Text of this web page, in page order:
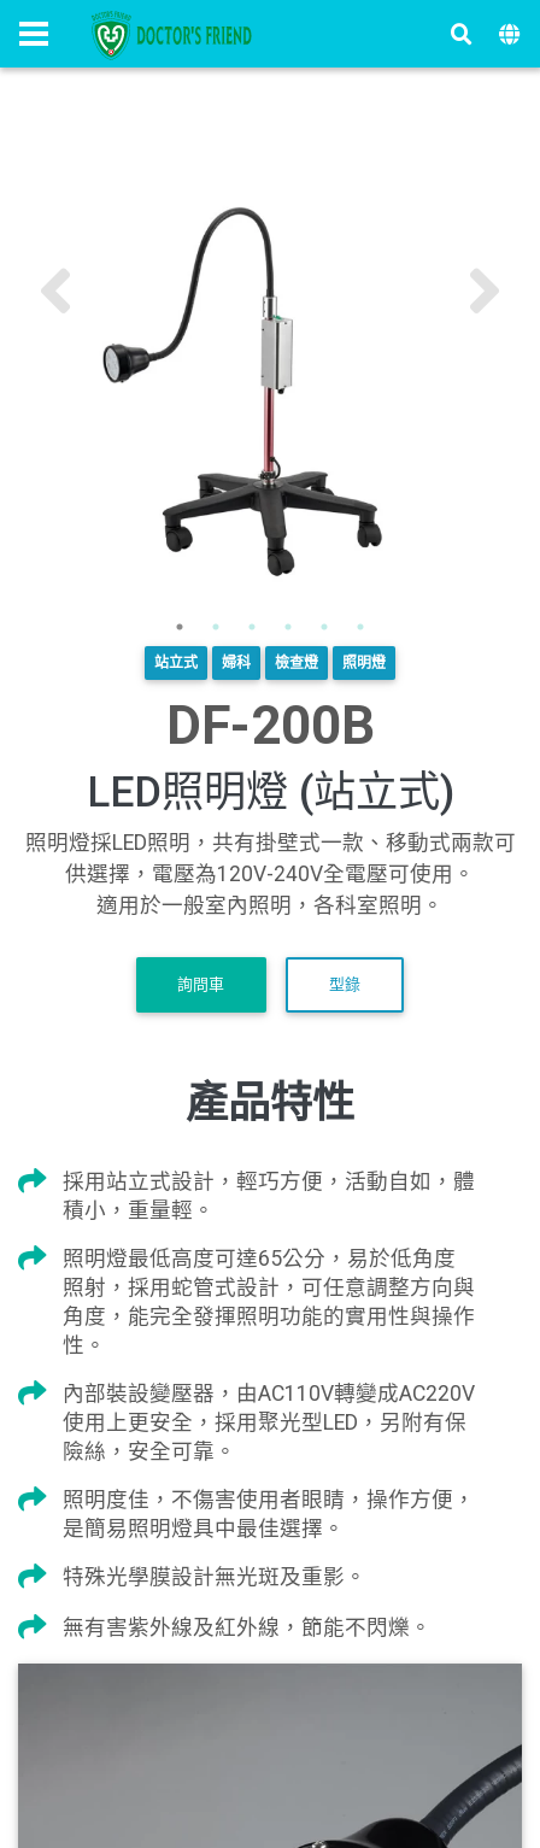
站立式 婦科 檢查燈 照明燈
DF-200B
LED照明燈 (站立式)
照明燈採LED照明，共有掛壁式一款、移動式兩款可
供選擇，電壓為120V-240V全電壓可使用。
適用於一般室內照明，各科室照明。
詢問車 型錄
產品特性
採用站立式設計，輕巧方便，活動自如，體
積小，重量輕。
照明燈最低高度可達65公分，易於低角度
照射，採用蛇管式設計，可任意調整方向與
角度，能完全發揮照明功能的實用性與操作
性。
內部裝設變壓器，由AC110V轉變成AC220V
使用上更安全，採用聚光型LED，另附有保
險絲，安全可靠。
照明度佳，不傷害使用者眼睛，操作方便，
是簡易照明燈具中最佳選擇。
特殊光學膜設計無光斑及重影。
無有害紫外線及紅外線，節能不閃爍。